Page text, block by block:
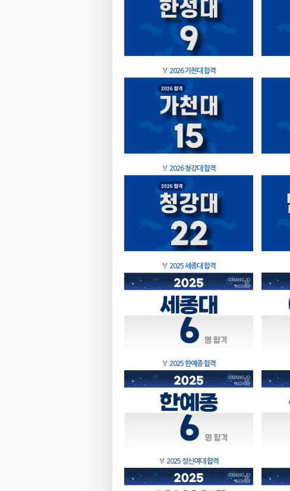
🏅 2026 가천대 합격
🏅 2026 청강대 합격
🏅 2025 세종대 합격
🏅 2025 한예종 합격
🏅 2025 성신여대 합격